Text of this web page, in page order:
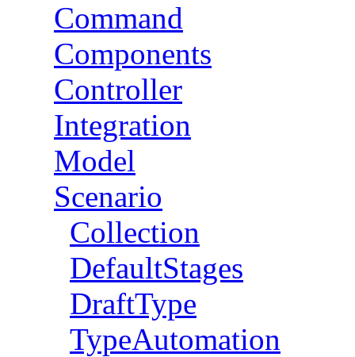
Command
Components
Controller
Integration
Model
Scenario
Collection
DefaultStages
DraftType
TypeAutomation